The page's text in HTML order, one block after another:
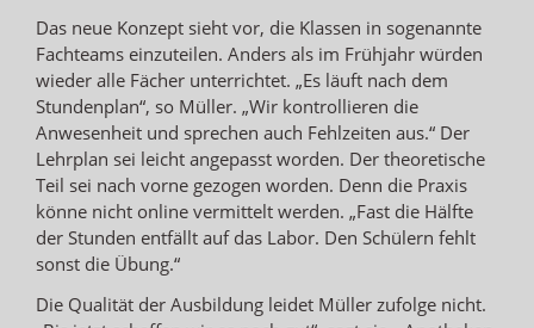
Das neue Konzept sieht vor, die Klassen in sogenannte
Fachteams einzuteilen. Anders als im Frühjahr würden
wieder alle Fächer unterrichtet. „Es läuft nach dem
Stundenplan“, so Müller. „Wir kontrollieren die
Anwesenheit und sprechen auch Fehlzeiten aus.“ Der
Lehrplan sei leicht angepasst worden. Der theoretische
Teil sei nach vorne gezogen worden. Denn die Praxis
könne nicht online vermittelt werden. „Fast die Hälfte
der Stunden entfällt auf das Labor. Den Schülern fehlt
sonst die Übung.“
Die Qualität der Ausbildung leidet Müller zufolge nicht.